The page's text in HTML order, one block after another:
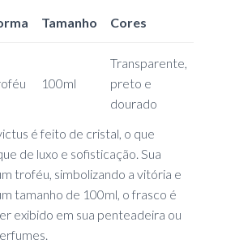
Tamanho Cores
100ml
Transparente,
preto e
dourado
é feito de cristal, o que
de luxo e sofisticação. Sua
troféu, simbolizando a vitória e
tamanho de 100ml, o frasco é
exibido em sua penteadeira ou